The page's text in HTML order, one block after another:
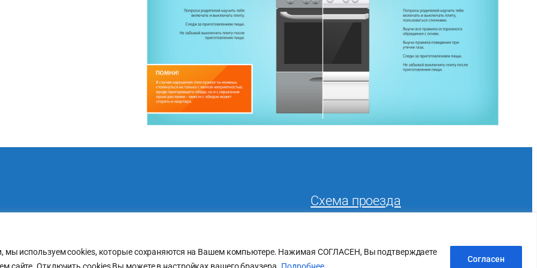
мы используем cookies, которые сохраняются на Вашем компьютере. Нажимая СОГЛАСЕН, Вы подтверждаете
Отключить cookies Вы можете в настройках вашего браузера. Подробнее
Согласен
Cхема проезда